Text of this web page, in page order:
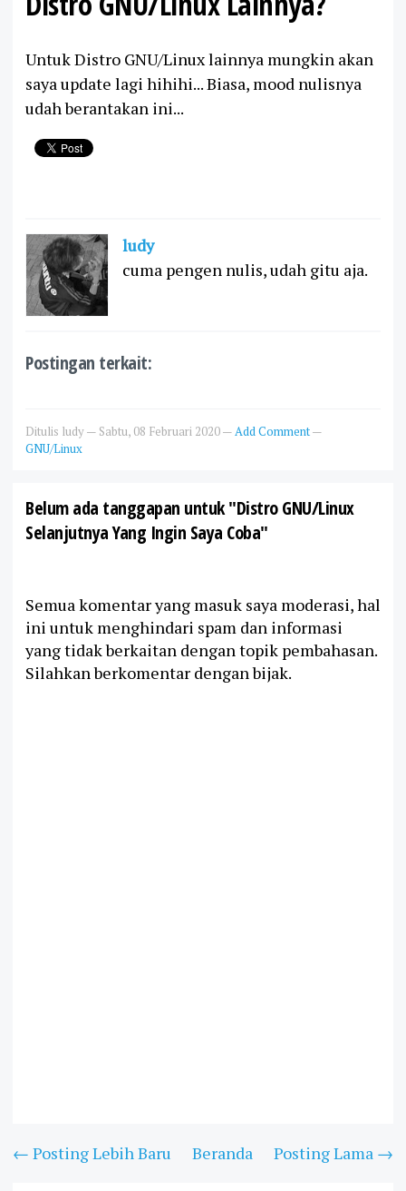
Untuk Distro GNU/Linux lainnya mungkin akan
saya update lagi hihihi... Biasa, mood nulisnya
udah berantakan ini...
ludy
cuma pengen nulis, udah gitu aja.
Postingan terkait:
Ditulis ludy— Sabtu, 08 Februari 2020—Add Comment—
GNU/Linux
Belum ada tanggapan untuk "Distro GNU/Linux
Selanjutnya Yang Ingin Saya Coba"
Semua komentar yang masuk saya moderasi, hal
ini untuk menghindari spam dan informasi
yang tidak berkaitan dengan topik pembahasan.
Silahkan berkomentar dengan bijak.
← Posting Lebih Baru Posting Lama →
Beranda